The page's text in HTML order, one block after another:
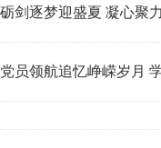
砺剑逐梦迎盛夏 凝心聚
党员领航追忆峥嵘岁月